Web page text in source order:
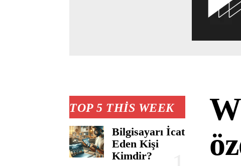
TOP 5 THIS WEEK
Bilgisayarı İcat
Eden Kişi
Kimdir?